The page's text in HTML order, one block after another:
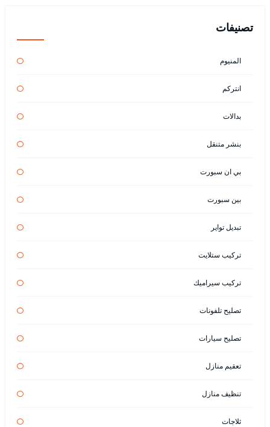
تصنيفات
المنيوم
انتركم
بدالات
بنشر متنقل
بي ان سبورت
بين سبورت
تبديل تواير
تركيب ستلايت
تركيب سيراميك
تصليح تلفونات
تصليح سيارات
تعقيم منازل
تنظيف منازل
ثلاجات